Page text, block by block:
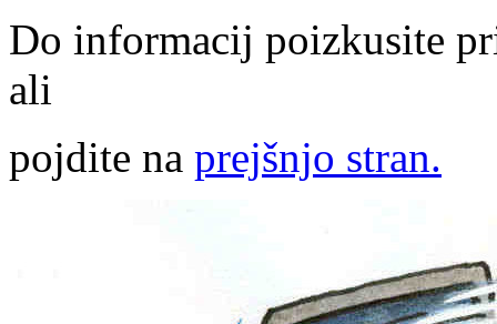
Do informacij poizkusite
ali
pojdite na prejšnjo stran.